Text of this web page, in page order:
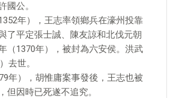
國公。
年），王志率領鄉兵在濠州投靠
了平定張士誠、陳友諒和北伐元朝
（1370年），被封為六安侯。洪武
去世。
年），胡惟庸案事發後，王志也被
但因時已死遂不追究。